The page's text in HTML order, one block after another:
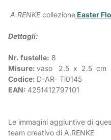
A.RENKE collezione Easter
Dettagli:
Nr. fustelle: 8
Misure: vaso 2.5 x 2.5 cm
Codice: D-AR- Ti0145
EAN: 4251412797101
Le immagini aggiuntive di
team creativo di A.RENKE